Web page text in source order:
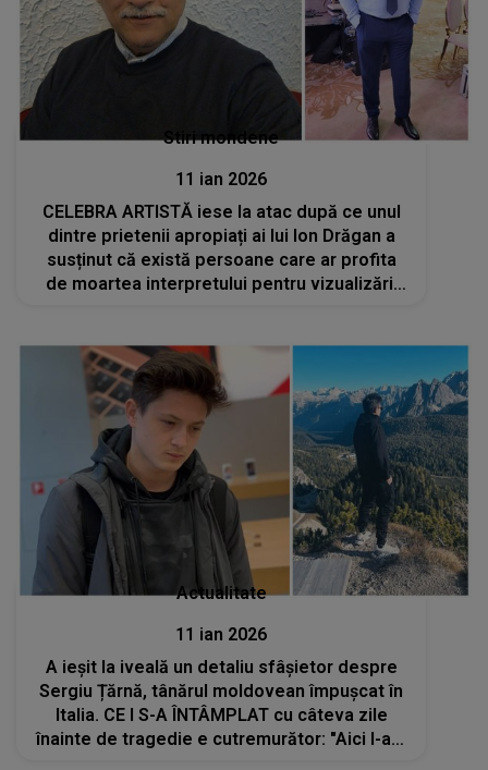
Stiri mondene
11 ian 2026
CELEBRA ARTISTĂ iese la atac după ce unul
dintre prietenii apropiați ai lui Ion Drăgan a
susținut că există persoane care ar profita
de moartea interpretului pentru vizualizări:
Actualitate
11 ian 2026
A ieșit la iveală un detaliu sfâșietor despre
Sergiu Țărnă, tânărul moldovean împușcat în
Italia. CE I S-A ÎNTÂMPLAT cu câteva zile
înainte de tragedie e cutremurător: "Aici l-am